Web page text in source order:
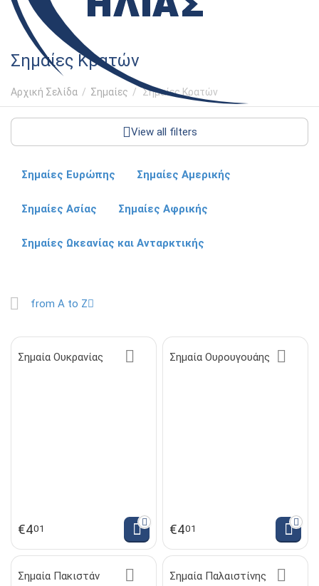
Σημαίες Κρατών
Αρχική Σελίδα / Σημαίες / Σημαίες Κρατών
View all filters
Σημαίες Ευρώπης Σημαίες Αμερικής
Σημαίες Ασίας Σημαίες Αφρικής
Σημαίες Ωκεανίας και Ανταρκτικής
from A to Z
Σημαία Ουκρανίας
€401
Σημαία Ουρουγουάης
€401
Σημαία Πακιστάν Σημαία Παλαιστίνης